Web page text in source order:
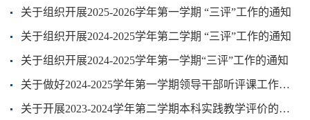
关于组织开展2025-2026学年第一学期 “三评”工作的通知
关于组织开展2024-2025学年第二学期 “三评”工作的通知
关于组织开展2024-2025学年第一学期“三评”工作的通知
关于做好2024-2025学年第一学期领导干部听评课工作的通知
关于开展2023-2024学年第二学期本科实践教学评价的通知